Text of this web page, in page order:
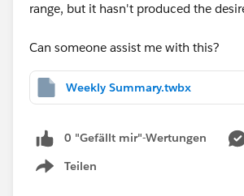
range, but it hasn't produced the
Can someone assist me with this?
Weekly Summary.twbx
0 "Gefällt mir"-Wertungen
Teilen
Show menu